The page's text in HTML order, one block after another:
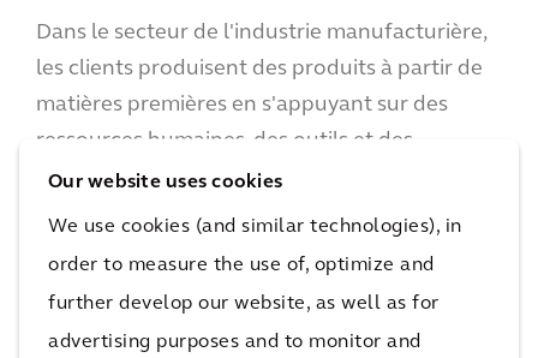
Our website uses cookies
We use cookies (and similar technologies), in
order to measure the use of, optimize and
further develop our website, as well as for
advertising purposes and to monitor and
Dans le secteur de l'industrie manufacturière,
les clients produisent des produits à partir de
matières premières en s'appuyant sur des
ressources humaines, des outils et des
machines.
En savoir plus